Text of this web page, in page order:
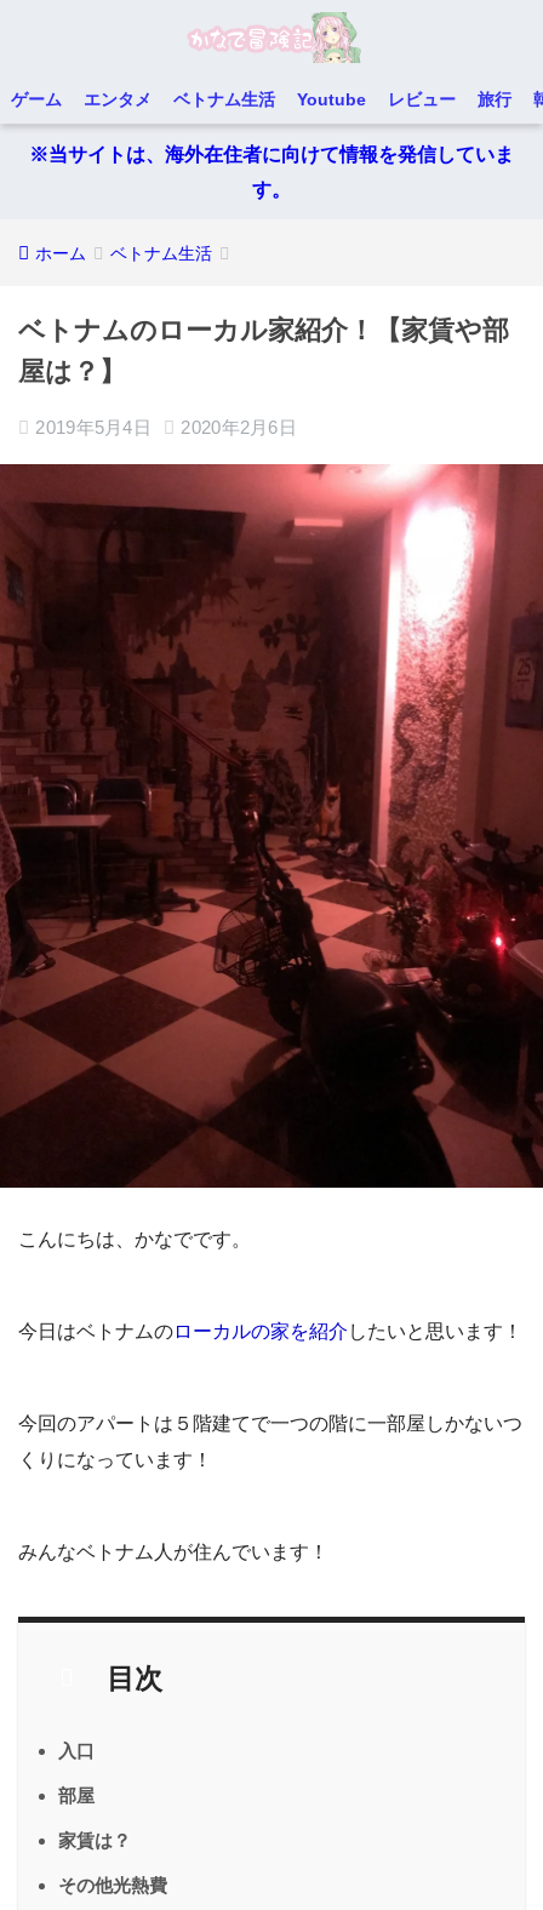
ゲーム エンタメ ベトナム生活 Youtube レビュー 旅行
※当サイトは、海外在住者に向けて情報を発信していま
す。
ホーム ベトナム生活
ベトナムのローカル家紹介！【家賃や部
屋は？】
2019年5月4日 2020年2月6日
こんにちは、かなでです。
今日はベトナムのローカルの家を紹介 したいと思います！
今回のアパートは５階建てで一つの階に一部屋しかないつ
くりになっています！
みんなベトナム人が住んでいます！
目次
入口
部屋
家賃は？
その他光熱費